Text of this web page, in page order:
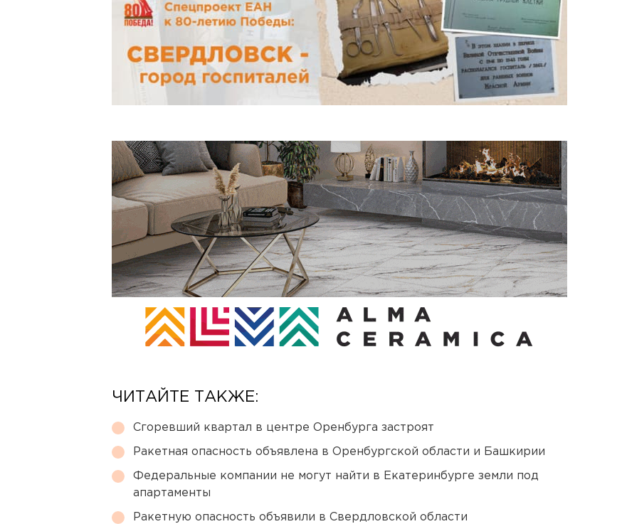
ЧИТАЙТЕ ТАКЖЕ:
Сгоревший квартал в центре Оренбурга застроят
Ракетная опасность объявлена в Оренбургской области и Башкирии
Федеральные компании не могут найти в Екатеринбурге земли под
апартаменты
Ракетную опасность объявили в Свердловской области